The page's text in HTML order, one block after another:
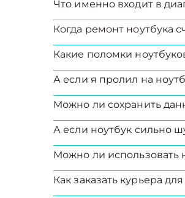
Что именно входит в
Когда ремонт ноутбука
Какие поломки
А если я пролил на
Можно ли сохранить
А если ноутбук сильно
Можно ли использовать
Как заказать курьера